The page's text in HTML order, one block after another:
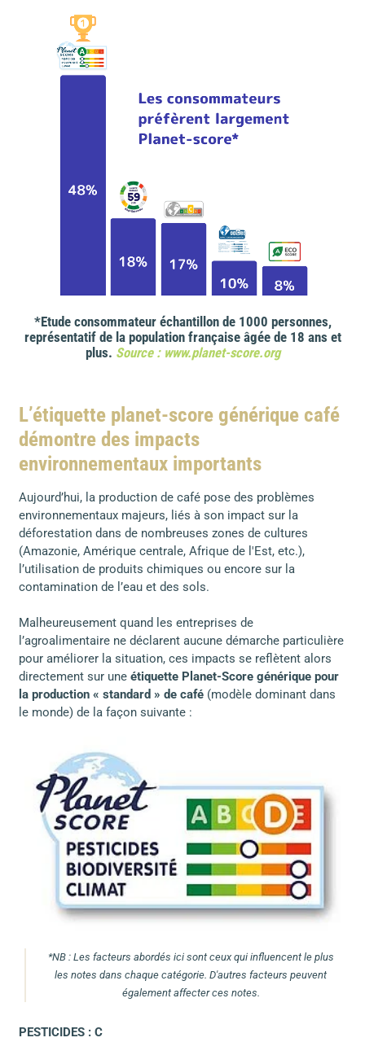
*Etude consommateur échantillon de 1000 personnes,
représentatif de la population française âgée de 18 ans et
plus. Source : www.planet-score.org
L’étiquette planet-score générique café
démontre des impacts
environnementaux importants
Aujourd’hui, la production de café pose des problèmes
environnementaux majeurs, liés à son impact sur la
déforestation dans de nombreuses zones de cultures
(Amazonie, Amérique centrale, Afrique de l'Est, etc.),
l’utilisation de produits chimiques ou encore sur la
contamination de l’eau et des sols.
Malheureusement quand les entreprises de
l’agroalimentaire ne déclarent aucune démarche particulière
pour améliorer la situation, ces impacts se reflètent alors
directement sur uneétiquette Planet-Score générique pour
la production « standard » de café(modèle dominant dans
le monde) de la façon suivante :
*NB : Les facteurs abordés ici sont ceux qui influencent le plus
les notes dans chaque catégorie. D'autres facteurs peuvent
également affecter ces notes.
PESTICIDES : C